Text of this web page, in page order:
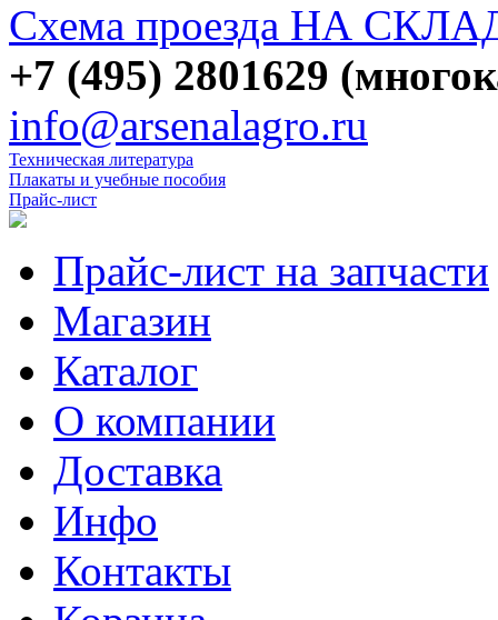
Схема проезда НА
+7 (495) 2801629
info@arsenalagro.ru
Техническая литература
Плакаты и учебные пособия
Прайс-лист
Прайс-лист на запчасти
Магазин
Каталог
О компании
Доставка
Инфо
Контакты